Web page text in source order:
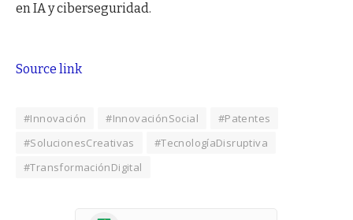
en IA y ciberseguridad.
Source link
#Innovación #InnovaciónSocial
#Patentes
#SolucionesCreativas
#TecnologíaDisruptiva
#TransformaciónDigital